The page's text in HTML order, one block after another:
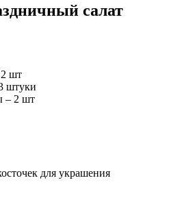
салат
2 шт
штуки
– 2 шт
для украшения